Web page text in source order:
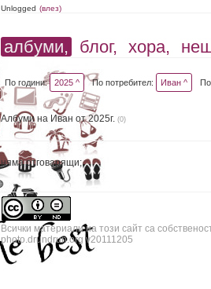
Unlogged (влез)
албуми, блог, хора,
По години: 2025 ^ По потребител: Иван ^
Албуми на Иван от 2025г. (0)
няма отговарящи;
Всички материали на този сайт са
photo.drundrun.org v20111205